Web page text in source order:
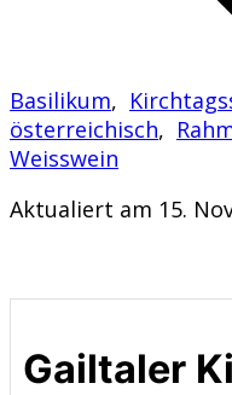
Basilikum,
österreichisch,
Weisswein
Aktualiert am 15.
Gailtaler